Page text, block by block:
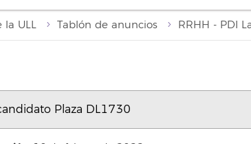
la ULL Tablón de anuncios RRHH - PDI
Plaza DL1730